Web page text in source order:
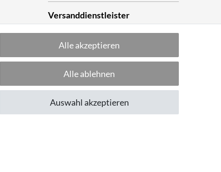
Versanddienstleister
Folge uns!
Alle akzeptieren
Alle ablehnen
Auswahl akzeptieren